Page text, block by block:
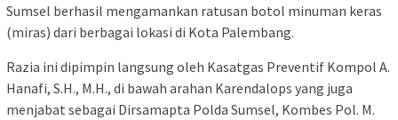
Sumsel berhasil mengamankan ratusan botol minuman keras
(miras) dari berbagai lokasi di Kota Palembang.
Razia ini dipimpin langsung oleh Kasatgas Preventif Kompol A.
Hanafi, S.H., M.H., di bawah arahan Karendalops yang juga
menjabat sebagai Dirsamapta Polda Sumsel, Kombes Pol. M.